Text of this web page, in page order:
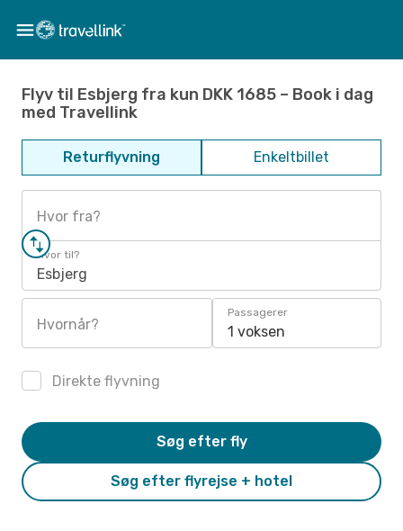
Flyv til Esbjerg fra kun DKK 1685 – Book i dag
med Travellink
Returflyvning Enkeltbillet
Hvor fra?
Hvor til?
Esbjerg
Hvornår?
Passagerer
1 voksen
Direkte flyvning
Søg efter flyrejse + hotel
Søg efter fly